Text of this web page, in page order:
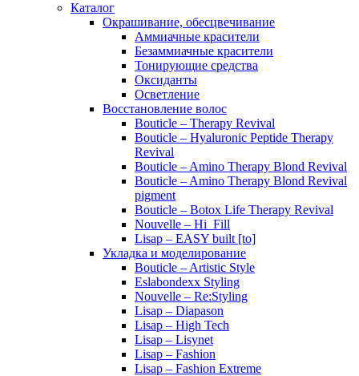
Каталог
Окрашивание, обесцвечивание
Аммиачные красители
Безаммиачные красители
Тонирующие средства
Оксиданты
Осветление
Восстановление волос
Bouticle – Therapy Revival
Bouticle – Hyaluronic Peptide Therapy
Revival
Bouticle – Amino Therapy Blond Revival
Bouticle – Amino Therapy Blond Revival
pigment
Bouticle – Botox Life Therapy Revival
Nouvelle – Hi_Fill
Lisap – EASY built [to]
Укладка и моделирование
Bouticle – Artistic Style
Eslabondexx Styling
Nouvelle – Re:Styling
Lisap – Diapason
Lisap – High Tech
Lisap – Lisynet
Lisap – Fashion
Lisap – Fashion Extreme